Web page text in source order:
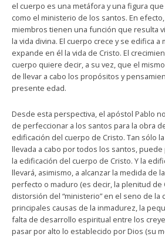
el cuerpo es una metáfora y una figura
como el ministerio de los santos. En
miembros tienen una función que resulta
la vida divina. El cuerpo crece y se edifica a
expande en él la vida de Cristo. El
cuerpo quiere decir, a su vez, que el
de llevar a cabo los propósitos y
presente edad.
Desde esta perspectiva, el apóstol Pablo
de perfeccionar a los santos para la obra
edificación del cuerpo de Cristo. Tan sólo
llevada a cabo por todos los santos,
la edificación del cuerpo de Cristo. Y la
llevará, asimismo, a alcanzar la medida de
perfecto o maduro (es decir, la plenitud de
distorsión del “ministerio” en el seno de la
principales causas de la inmadurez, la
falta de desarrollo espiritual entre los
pasar por alto lo establecido por Dios (su